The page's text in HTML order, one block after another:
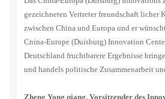
gezeichneten Vertreter freundschaft licher
zwischen China und Europa und er
Cnina-Europe (Duisburg) Innovation
Deutschland fruchtbarere Ergebnisse
und handels politische Zusammenarbeit
Zheng Yong qiang, Vorsitzender des